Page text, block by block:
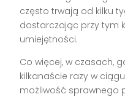
często trwają od kilku
dostarczając przy tym
umiejętności.
Co więcej, w czasach,
kilkanaście razy w
możliwość sprawnego